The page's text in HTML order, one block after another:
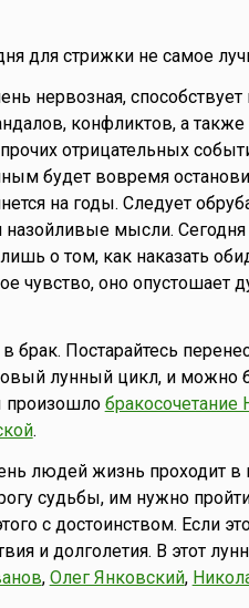
для стрижки не самое
нервозная,
конфликтов, а
отрицательных
будет вовремя
на годы. Следует
мысли. Сегодня
о том, как наказать
чувство, оно опустошает
брак. Постарайтесь
лунный цикл, и можно
произошло бракосочетание
.
людей жизнь проходит в
судьбы, им нужно
с достоинством. Если
и долголетия. В этот
, Олег Янковский,